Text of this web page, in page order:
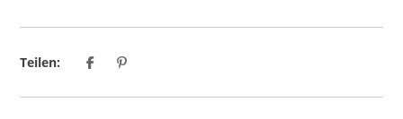
Teilen: